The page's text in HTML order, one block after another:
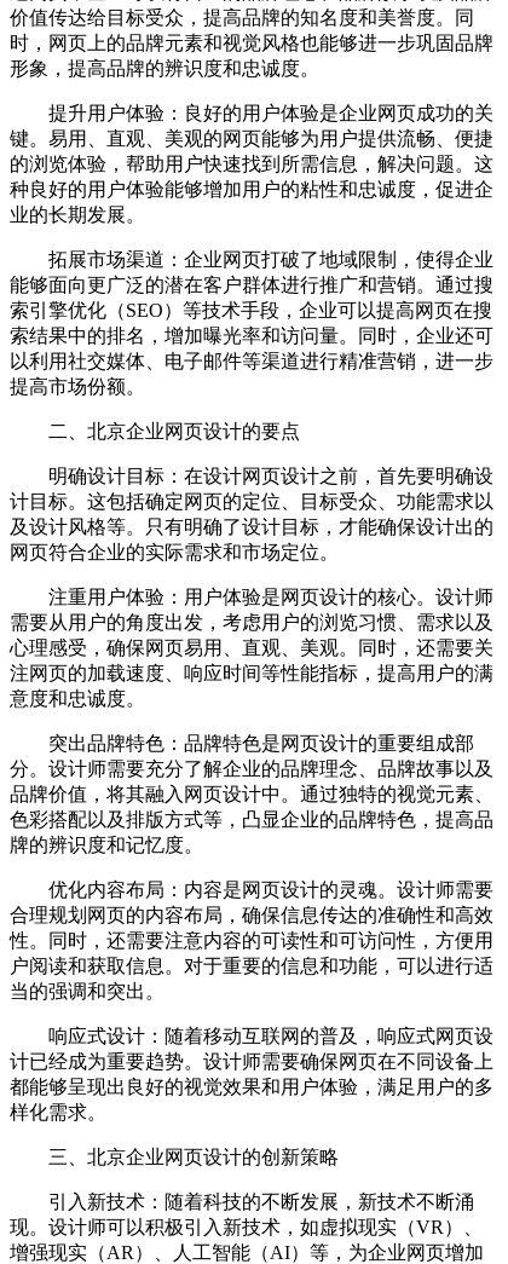
价值传达给目标受众，提高品牌的知名度和美誉度。同
时，网页上的品牌元素和视觉风格也能够进一步巩固品牌
形象，提高品牌的辨识度和忠诚度。
提升用户体验：良好的用户体验是企业网页成功的关
键。易用、直观、美观的网页能够为用户提供流畅、便捷
的浏览体验，帮助用户快速找到所需信息，解决问题。这
种良好的用户体验能够增加用户的粘性和忠诚度，促进企
业的长期发展。
拓展市场渠道：企业网页打破了地域限制，使得企业
能够面向更广泛的潜在客户群体进行推广和营销。通过搜
索引擎优化（SEO）等技术手段，企业可以提高网页在搜
索结果中的排名，增加曝光率和访问量。同时，企业还可
以利用社交媒体、电子邮件等渠道进行精准营销，进一步
提高市场份额。
二、北京企业网页设计的要点
明确设计目标：在设计网页设计之前，首先要明确设
计目标。这包括确定网页的定位、目标受众、功能需求以
及设计风格等。只有明确了设计目标，才能确保设计出的
网页符合企业的实际需求和市场定位。
注重用户体验：用户体验是网页设计的核心。设计师
需要从用户的角度出发，考虑用户的浏览习惯、需求以及
心理感受，确保网页易用、直观、美观。同时，还需要关
注网页的加载速度、响应时间等性能指标，提高用户的满
意度和忠诚度。
突出品牌特色：品牌特色是网页设计的重要组成部
分。设计师需要充分了解企业的品牌理念、品牌故事以及
品牌价值，将其融入网页设计中。通过独特的视觉元素、
色彩搭配以及排版方式等，凸显企业的品牌特色，提高品
牌的辨识度和记忆度。
优化内容布局：内容是网页设计的灵魂。设计师需要
合理规划网页的内容布局，确保信息传达的准确性和高效
性。同时，还需要注意内容的可读性和可访问性，方便用
户阅读和获取信息。对于重要的信息和功能，可以进行适
当的强调和突出。
响应式设计：随着移动互联网的普及，响应式网页设
计已经成为重要趋势。设计师需要确保网页在不同设备上
都能够呈现出良好的视觉效果和用户体验，满足用户的多
样化需求。
三、北京企业网页设计的创新策略
引入新技术：随着科技的不断发展，新技术不断涌
现。设计师可以积极引入新技术，如虚拟现实（VR）、
增强现实（AR）、人工智能（AI）等，为企业网页增加